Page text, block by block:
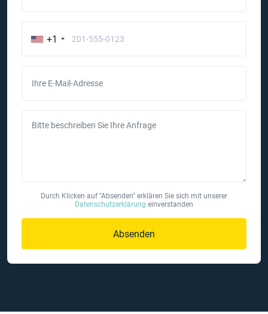
+1
Ihre E-Mail-Adresse
Bitte beschreiben Sie Ihre Anfrage
Durch Klicken auf "Absenden" erklären Sie sich mit unserer
Datenschutzerklärung einverstanden
Absenden